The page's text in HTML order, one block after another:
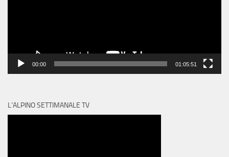
00:00 01:05:51
L’ALPINO SETTIMANALE TV